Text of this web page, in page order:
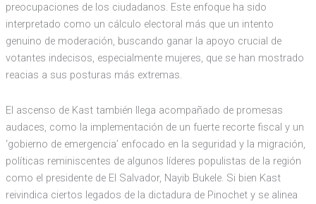
preocupaciones de los ciudadanos. Este enfoque ha sido
interpretado como un cálculo electoral más que un intento
genuino de moderación, buscando ganar la apoyo crucial de
votantes indecisos, especialmente mujeres, que se han mostrado
reacias a sus posturas más extremas.
El ascenso de Kast también llega acompañado de promesas
audaces, como la implementación de un fuerte recorte fiscal y un
‘gobierno de emergencia’ enfocado en la seguridad y la migración,
políticas reminiscentes de algunos líderes populistas de la región
como el presidente de El Salvador, Nayib Bukele. Si bien Kast
reivindica ciertos legados de la dictadura de Pinochet y se alinea